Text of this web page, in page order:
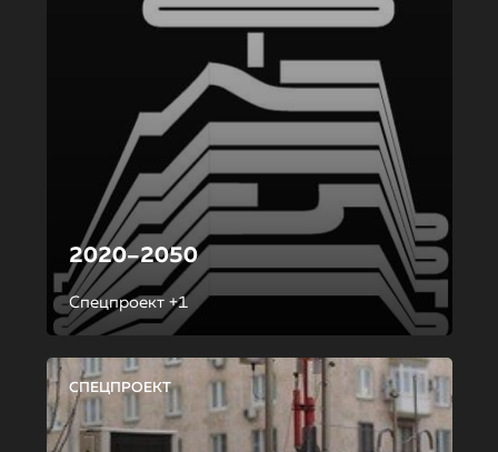
2020–2050
Спецпроект +1
СПЕЦПРОЕКТ